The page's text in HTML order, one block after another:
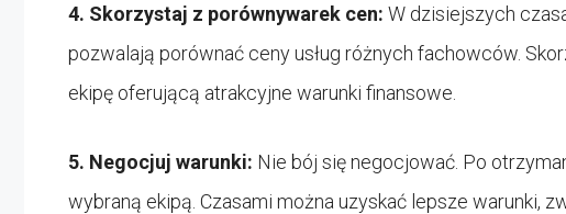
4. Skorzystaj z porównywarek cen: W dzisiejszych
pozwalają porównać ceny usług różnych fachowców.
ekipę oferującą atrakcyjne warunki finansowe.
5. Negocjuj warunki: Nie bój się negocjować. Po
wybraną ekipą. Czasami można uzyskać lepsze warunki,